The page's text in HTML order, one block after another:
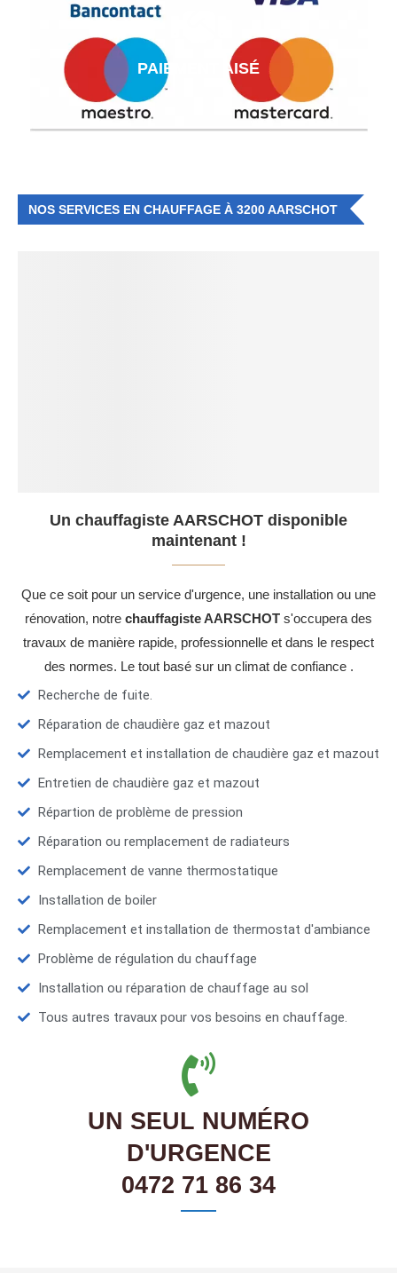
PAIEMENT AISÉ
NOS SERVICES EN CHAUFFAGE À 3200 AARSCHOT
Un chauffagiste AARSCHOT disponible
maintenant !
Que ce soit pour un service d'urgence, une installation ou une
rénovation, notre chauffagiste AARSCHOT s'occupera des
travaux de manière rapide, professionnelle et dans le respect
des normes. Le tout basé sur un climat de confiance .
Recherche de fuite.
Réparation de chaudière gaz et mazout
Remplacement et installation de chaudière gaz et mazout
Entretien de chaudière gaz et mazout
Répartion de problème de pression
Réparation ou remplacement de radiateurs
Remplacement de vanne thermostatique
Installation de boiler
Remplacement et installation de thermostat d'ambiance
Problème de régulation du chauffage
Installation ou réparation de chauffage au sol
Tous autres travaux pour vos besoins en chauffage.
UN SEUL NUMÉRO
D'URGENCE
0472 71 86 34